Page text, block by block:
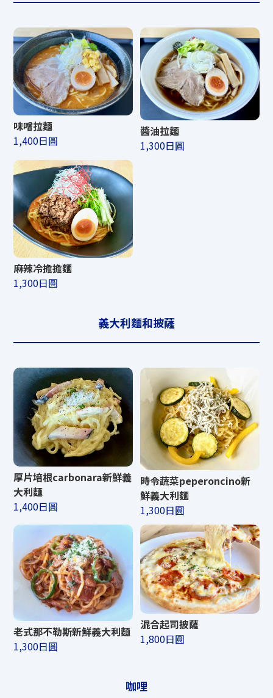
味噌拉麵
1,400日圓
醬油拉麵
1,300日圓
麻辣冷擔擔麵
1,300日圓
義大利麵和披薩
厚片培根carbonara新鮮義
大利麵
1,400日圓
時令蔬菜peperoncino新
鮮義大利麵
1,300日圓
老式那不勒斯新鮮義大利麵
1,300日圓
混合起司披薩
1,800日圓
咖哩